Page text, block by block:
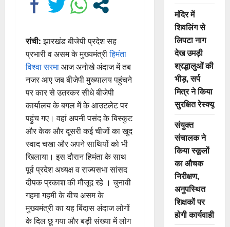
रांची:झारखंड बीजेपी प्रदेश सह
प्रभारी व असम के मुख्यमंत्रीहिमंता
विश्वा सरमाआज अनोखे अंदाज में तब
नजर आए जब बीजेपी मुख्यालय पहुंचने
पर कार से उतरकर सीधे बीजेपी
कार्यालय के बगल में के आउटलेट पर
पहुंच गए। वहां अपनी पसंद के बिस्कुट
और केक और दूसरी कई चीजों का खुद
स्वाद चखा और अपने साथियों को भी
खिलाया। इस दौरान हिमंता के साथ
पूर्व प्रदेश अध्यक्ष व राज्यसभा सांसद
दीपक प्रकाश की मौजूद रहे । चुनावी
गहमा गहमी के बीच असम के
मुख्यमंत्री का यह बिंदास अंदाज लोगों
के दिल छू गया और बड़ी संख्या में लोग
मंदिर में
शिवलिंग से
लिपटा नाग
देख उमड़ी
श्रद्धालुओं की
भीड़, सर्प
मित्र ने किया
सुरक्षित रेस्क्यू
संयुक्त
संचालक ने
किया स्कूलों
का औचक
निरीक्षण,
अनुपस्थित
शिक्षकों पर
होगी कार्यवाही